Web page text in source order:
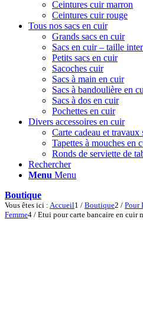
Ceintures cuir marron
Ceintures cuir rouge
Tous nos sacs en cuir
Grands sacs en cuir
Sacs en cuir – taille
Petits sacs en cuir
Sacoches cuir
Sacs à main en cuir
Sacs à bandoulière en
Sacs à dos en cuir
Pochettes en cuir
Divers accessoires en cuir
Carte cadeau et travaux
Tapettes à mouches en
Ronds de serviette de
Rechercher
Menu Menu
Boutique
Vous êtes ici : Accueil1 / Boutique2 / Pour
Femme4 / Etui pour carte bancaire en cuir